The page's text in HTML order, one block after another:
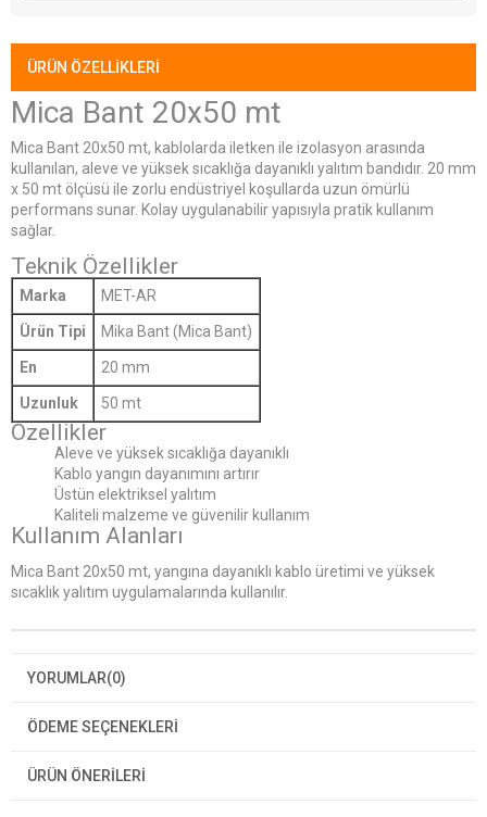
ÜRÜN ÖZELLIKLERI
Mica Bant 20x50 mt
Mica Bant 20x50 mt, kablolarda iletken ile izolasyon arasında
kullanılan, aleve ve yüksek sıcaklığa dayanıklı yalıtım bandıdır. 20 mm
x 50 mt ölçüsü ile zorlu endüstriyel koşullarda uzun ömürlü
performans sunar. Kolay uygulanabilir yapısıyla pratik kullanım
sağlar.
Teknik Özellikler
Marka MET-AR
Ürün Tipi Mika Bant (Mica Bant)
En 20 mm
Uzunluk 50 mt
Özellikler
Aleve ve yüksek sıcaklığa dayanıklı
Kablo yangın dayanımını artırır
Üstün elektriksel yalıtım
Kaliteli malzeme ve güvenilir kullanım
Kullanım Alanları
Mica Bant 20x50 mt, yangına dayanıklı kablo üretimi ve yüksek
sıcaklık yalıtım uygulamalarında kullanılır.
YORUMLAR(0)
ÖDEME SEÇENEKLERI
ÜRÜN ÖNERILERI